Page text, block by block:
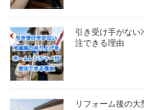
引き受け手がない
注できる理由
リフォーム後の